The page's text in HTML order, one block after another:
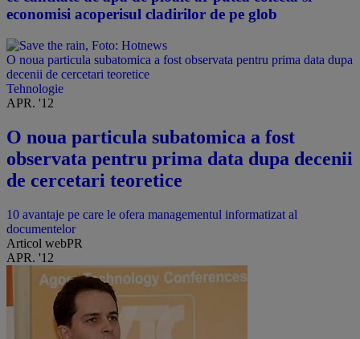
economisi acoperisul cladirilor de pe glob
O noua particula subatomica a fost observata pentru prima data dupa
decenii de cercetari teoretice
Tehnologie
APR. '12
O noua particula subatomica a fost
observata pentru prima data dupa decenii
de cercetari teoretice
10 avantaje pe care le ofera managementul informatizat al
documentelor
Articol webPR
APR. '12